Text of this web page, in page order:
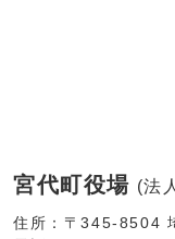
宮代町役場 (法
住所：〒345-8504